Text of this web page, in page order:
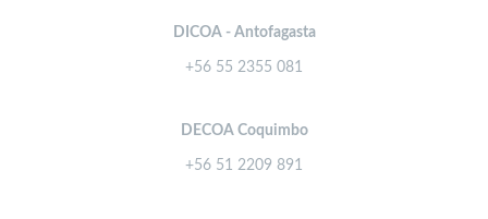
DICOA - Antofagasta
+56 55 2355 081
DECOA Coquimbo
+56 51 2209 891